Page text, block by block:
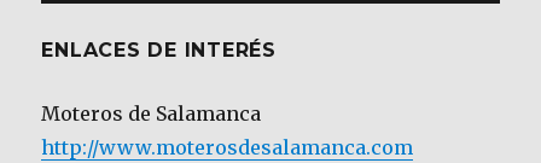
ENLACES DE INTERÉS
Moteros de Salamanca
http://www.moterosdesalamanca.com